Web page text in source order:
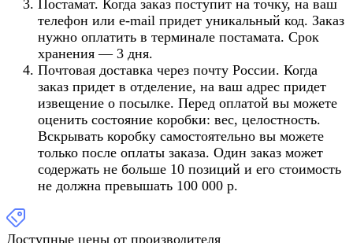
Постамат. Когда заказ поступит на точку, на ваш
телефон или e-mail придет уникальный код. Заказ
нужно оплатить в терминале постамата. Срок
хранения — 3 дня.
Почтовая доставка через почту России. Когда
заказ придет в отделение, на ваш адрес придет
извещение о посылке. Перед оплатой вы можете
оценить состояние коробки: вес, целостность.
Вскрывать коробку самостоятельно вы можете
только после оплаты заказа. Один заказ может
содержать не больше 10 позиций и его стоимость
не должна превышать 100 000 р.
Доступные цены от производителя